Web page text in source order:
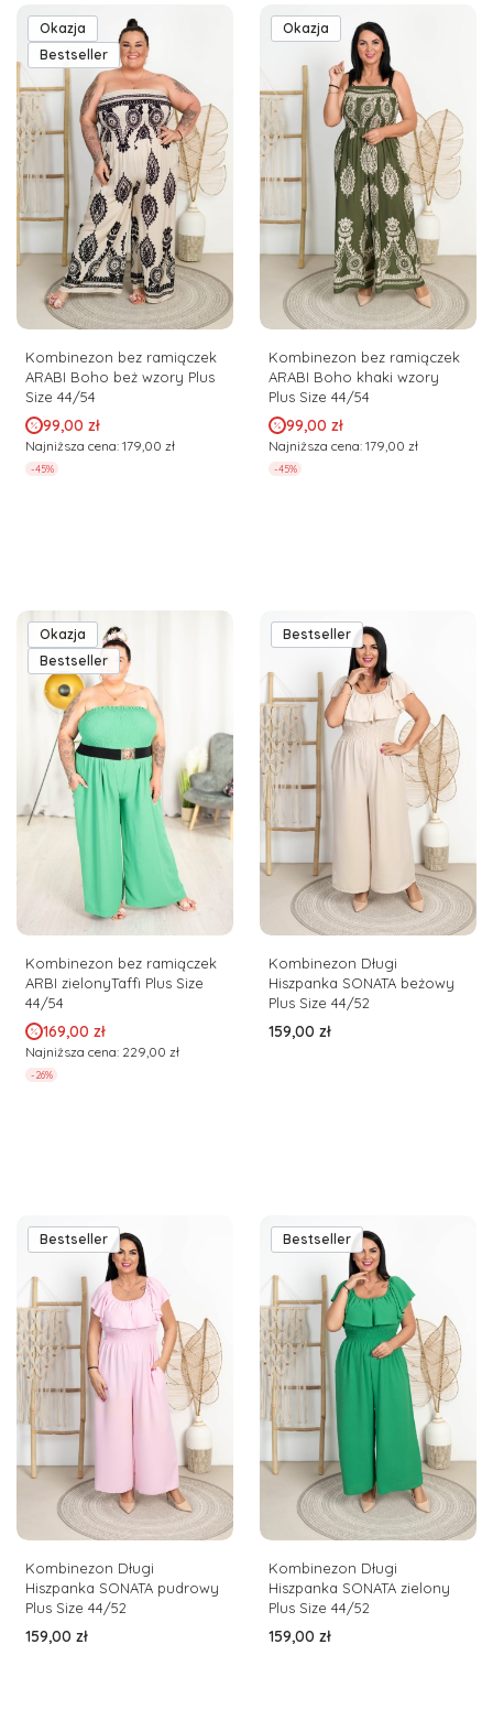
Okazja
Bestseller
Kombinezon bez ramiączek
ARABI Boho beż wzory Plus
Size 44/54
Cena promocyjna
99,00 zł
Najniższa cena: 179,00 zł
-45%
Okazja
Kombinezon bez ramiączek
ARABI Boho khaki wzory
Plus Size 44/54
Cena promocyjna
99,00 zł
Najniższa cena: 179,00 zł
-45%
Okazja
Bestseller
Kombinezon bez ramiączek
ARBI zielonyTaffi Plus Size
44/54
Cena promocyjna
169,00 zł
Najniższa cena: 229,00 zł
-26%
Bestseller
Kombinezon Długi
Hiszpanka SONATA beżowy
Plus Size 44/52
Cena
159,00 zł
Bestseller
Kombinezon Długi
Hiszpanka SONATA pudrowy
Plus Size 44/52
Cena
159,00 zł
Bestseller
Kombinezon Długi
Hiszpanka SONATA zielony
Plus Size 44/52
Cena
159,00 zł